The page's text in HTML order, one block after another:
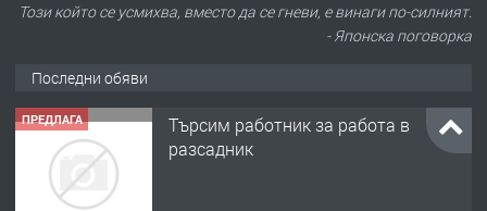
Този който се усмихва, вместо да се гневи, е винаги по-силният.
- Японска поговорка
Последни обяви
ПРЕДЛАГА
Търсим работник за работа в
разсадник